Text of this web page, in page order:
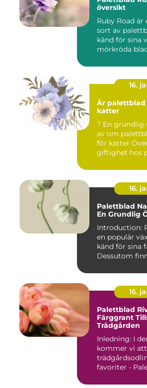
översikt
Ruby Road är
sort av
känd för sina
mörkröda
16.
Är
katter
? En grundlig undersökning
av om
för katter Översikt över
giftighet hos
16.
Palettblad
En Grundlig
Introduction:
en populär
känd för sina
Dessutom
16.
Palettblad
Färggrant
Trädgården
Inledning: I
kommer vi
favoriter -